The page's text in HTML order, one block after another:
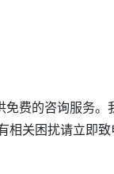
费的咨询服务。
关困扰请立即致